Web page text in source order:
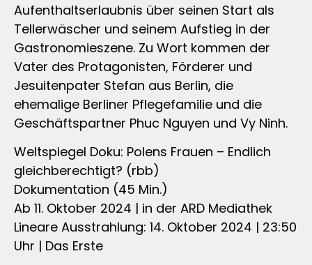
Aufenthaltserlaubnis über seinen Start als
Tellerwäscher und seinem Aufstieg in der
Gastronomieszene. Zu Wort kommen der
Vater des Protagonisten, Förderer und
Jesuitenpater Stefan aus Berlin, die
ehemalige Berliner Pflegefamilie und die
Geschäftspartner Phuc Nguyen und Vy Ninh.
Weltspiegel Doku: Polens Frauen – Endlich
gleichberechtigt? (rbb)
Dokumentation (45 Min.)
Ab 11. Oktober 2024 | in der ARD Mediathek
Lineare Ausstrahlung: 14. Oktober 2024 | 23:50
Uhr | Das Erste